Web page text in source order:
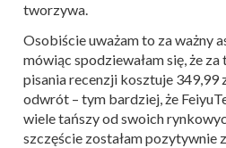
tworzywa.
Osobiście uważam to za ważny
mówiąc spodziewałam się, że
pisania recenzji kosztuje 349,99
odwrót – tym bardziej, że
wiele tańszy od swoich
szczęście zostałam pozytywnie